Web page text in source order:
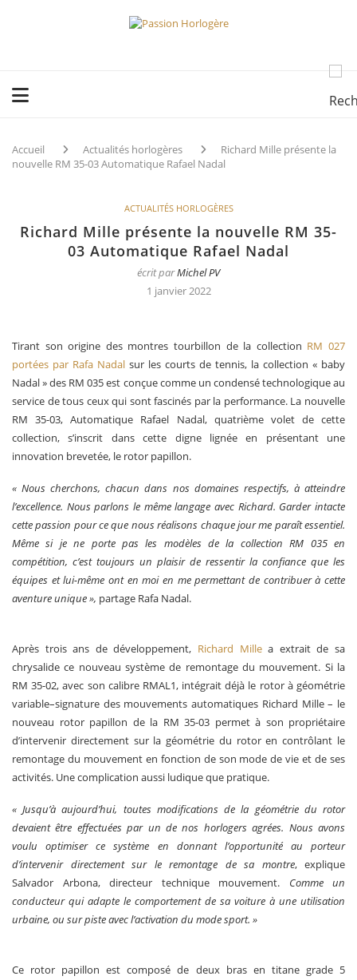
Accueil Actualités horlogères
Richard Mille présente la
nouvelle RM 35-03 Automatique Rafael Nadal
ACTUALITÉS HORLOGÈRES
Richard Mille présente la nouvelle RM 35-
03 Automatique Rafael Nadal
écrit parMichel PV
1 janvier 2022
Tirant son origine des montres tourbillon de la collection RM 027
portées par Rafa Nadal sur les courts de tennis, la collection « baby
Nadal » des RM 035 est conçue comme un condensé technologique au
service de tous ceux qui sont fascinés par la performance. La nouvelle
RM 35-03, Automatique Rafael Nadal, quatrième volet de cette
collection, s’inscrit dans cette digne lignée en présentant une
innovation brevetée, le rotor papillon.
« Nous cherchons, chacun dans nos domaines respectifs, à atteindre
l’excellence. Nous parlons le même langage avec Richard. Garder intacte
cette passion pour ce que nous réalisons chaque jour me paraît essentiel.
Même si je ne porte pas les modèles de la collection RM 035 en
compétition, c’est toujours un plaisir de ressentir la confiance que les
équipes et lui-même ont en moi en me permettant de contribuer à cette
aventure unique », partage Rafa Nadal.
Après trois ans de développement, Richard Millea extrait de sa
chrysalide ce nouveau système de remontage du mouvement. Si la
RM 35-02, avec son calibre RMAL1, intégrait déjà le rotor à géométrie
variable–signature des mouvements automatiques Richard Mille – le
nouveau rotor papillon de la RM 35-03 permet à son propriétaire
d’intervenir directement sur la géométrie du rotor en contrôlant le
remontage du mouvement en fonction de son mode de vie et de ses
activités. Une complication aussi ludique que pratique.
« Jusqu’à aujourd’hui, toutes modifications de la géométrie du rotor
devaient être effectuées par un de nos horlogers agrées. Nous avons
voulu optimiser ce système en donnant l’opportunité au porteur
d’intervenir directement sur le remontage de sa montre, explique
Salvador Arbona, directeur technique mouvement. Comme un
conducteur qui adapte le comportement de sa voiture à une utilisation
urbaine, ou sur piste avec l’activation du mode sport. »
Ce rotor papillon est composé de deux bras en titane grade 5